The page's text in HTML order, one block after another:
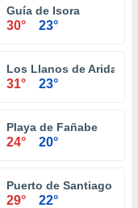
Guía de Isora
30° 23°
Los Llanos de Aridane
31° 23°
Playa de Fañabe
24° 20°
Puerto de Santiago
29° 22°